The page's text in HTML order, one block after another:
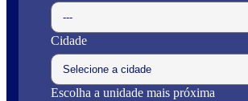
Cidade
Escolha a unidade mais próxima